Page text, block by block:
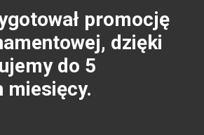
promocję
dzięki
do 5
miesięcy.